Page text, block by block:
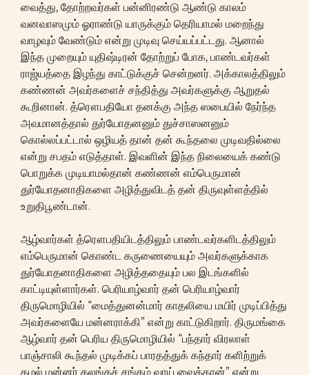
வைத்து, தோற்றவர்கள் பன்னிரண்டு ஆண்டு காலம்
வனவாஸமும் ஓராண்டு யாருக்கும் தெரியாமல் மறைந்து
வாழவும் வேண்டும் என்று முடிவு செய்யப்பட்டது. ஆனால்
இந்த முறையும் யுதிஷ்டிரன் தோற்றுப் போக, பாண்டவர்கள்
ராஜ்யத்தை இழந்து காட்டுக்குச் சென்றனர். அக்காலத்திலும்
கண்ணன் அவர்களைச் சந்தித்து அவர்களுக்கு ஆறுதல்
கூறினான். த்ரௌபதியோ தனக்கு அந்த ஸபையில் நேர்ந்த
அவமானத்தால் துர்யோதனனும் துச்சாஸனனும்
கொல்லப்பட்டால் ஒழியத் தான் தன் கூந்தலை முடிவதில்லை
என்று சபதம் எடுத்தாள். இவளின் இந்த நிலையைக் கண்டு
பொறுக்க முடியாமல்தான் கண்ணன் எம்பெருமான்
துர்யோதனாதிகளை அழித்துவிடத் தன் திருவுள்ளத்தில்
உறுதிபூண்டான்.
ஆழ்வார்கள் த்ரௌபதியிடத்திலும் பாண்டவர்களிடத்திலும்
எம்பெருமான் கொண்ட கருணையையும் அவர்களுக்காக
துர்யோதனாதிகளை அழித்ததையும் பல இடங்களில்
காட்டியுள்ளார்கள். பெரியாழ்வார் தன் பெரியாழ்வார்
திருமொழியில் “மைத்துனன்மார் காதலியை மயிர் முடிப்பித்து
அவர்களையே மன்னராக்கி” என்று காட்டுகிறார். திருமங்கை
ஆழ்வார் தன் பெரிய திருமொழியில் “பந்தார் விரலாள்
பாஞ்சாலி கூந்தல் முடிக்கப் பாரதத்துக் கந்தார் களிற்றுக்
கழல் மன்னர் கலங்கச் சங்கம் வாய் வைத்தான்” என்று